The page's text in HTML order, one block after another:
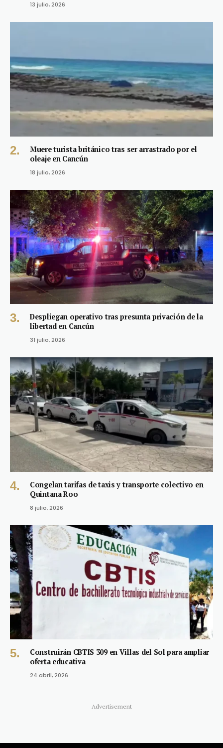
13 julio, 2026
Muere turista británico tras ser arrastrado por el
oleaje en Cancún
18 julio, 2026
Despliegan operativo tras presunta privación de la
libertad en Cancún
31 julio, 2026
Congelan tarifas de taxis y transporte colectivo en
Quintana Roo
8 julio, 2026
Construirán CBTIS 309 en Villas del Sol para ampliar
oferta educativa
24 abril, 2026
Advertisement